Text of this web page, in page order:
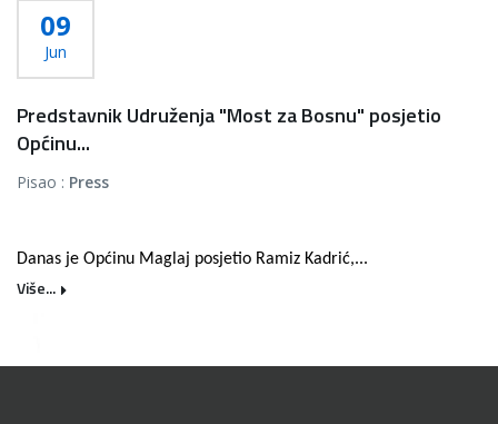
09
Jun
Predstavnik Udruženja "Most za Bosnu" posjetio
Općinu...
Pisao : Press
Danas je Općinu Maglaj posjetio Ramiz Kadrić,...
Više...